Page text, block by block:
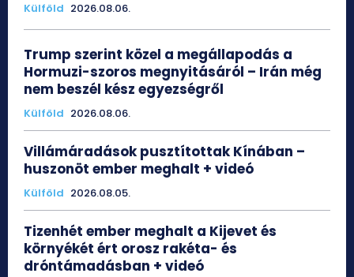
Külföld 2026.08.06.
Trump szerint közel a megállapodás a
Hormuzi-szoros megnyitásáról – Irán még
nem beszél kész egyezségről
Külföld 2026.08.06.
Villámáradások pusztítottak Kínában –
huszonöt ember meghalt + videó
Külföld 2026.08.05.
Tizenhét ember meghalt a Kijevet és
környékét ért orosz rakéta- és
dróntámadásban + videó